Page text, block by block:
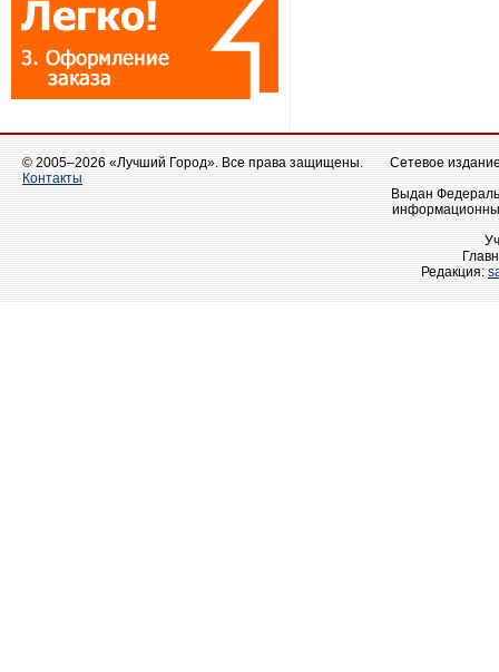
© 2005–2026 «Лучший Город». Все права защищены.
Контакты
Сетевое
Выдан
Редакция: